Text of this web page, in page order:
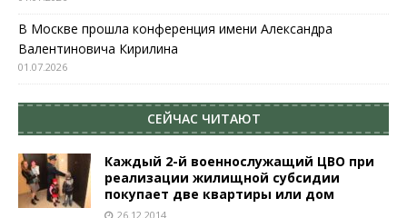
В Москве прошла конференция имени Александра
Валентиновича Кирилина
01.07.2026
СЕЙЧАС ЧИТАЮТ
Каждый 2-й военнослужащий ЦВО при
реализации жилищной субсидии
покупает две квартиры или дом
26.12.2014